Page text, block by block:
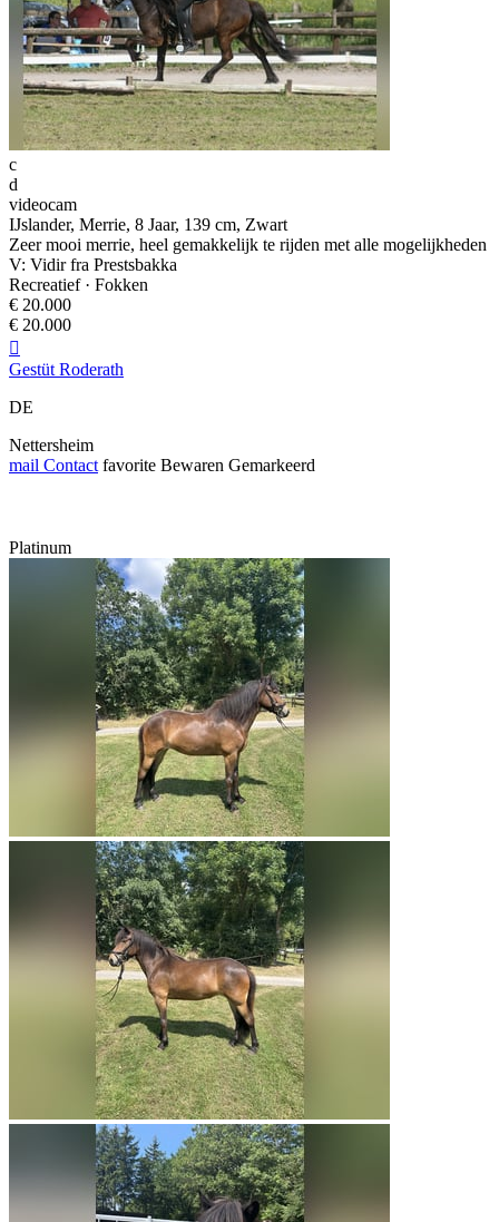
c
d
videocam
IJslander, Merrie, 8 Jaar, 139 cm, Zwart
Zeer mooi merrie, heel gemakkelijk te rijden met alle mogelijkheden
V: Vidir fra Prestsbakka
Recreatief · Fokken
€ 20.000
€ 20.000

Gestüt Roderath
DE
Nettersheim
mail Contact favorite Bewaren Gemarkeerd
Platinum